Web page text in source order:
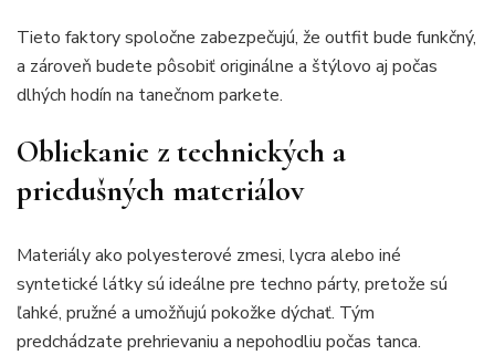
Tieto faktory spoločne zabezpečujú, že outfit bude funkčný,
a zároveň budete pôsobiť originálne a štýlovo aj počas
dlhých hodín na tanečnom parkete.
Obliekanie z technických a
priedušných materiálov
Materiály ako polyesterové zmesi, lycra alebo iné
syntetické látky sú ideálne pre techno párty, pretože sú
ľahké, pružné a umožňujú pokožke dýchať. Tým
predchádzate prehrievaniu a nepohodliu počas tanca.